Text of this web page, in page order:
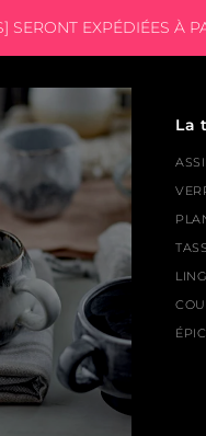
SERONT EXPÉDIÉES À
La